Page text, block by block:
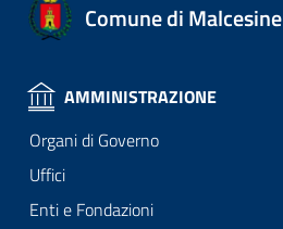
Comune di Malcesine
AMMINISTRAZIONE
Organi di Governo
Uffici
Enti e Fondazioni